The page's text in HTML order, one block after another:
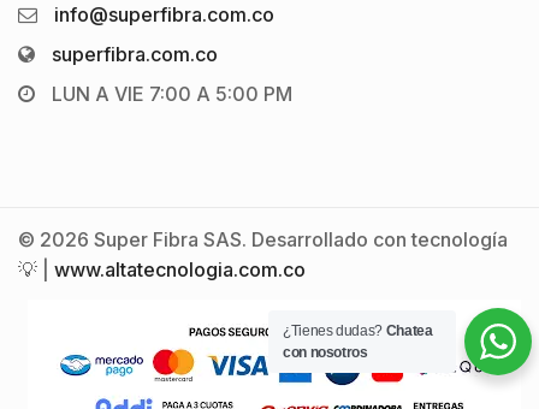
info@superfibra.com.co
superfibra.com.co
LUN A VIE 7:00 A 5:00 PM
© 2026 Super Fibra SAS. Desarrollado con tecnología
💡 | www.altatecnologia.com.co
¿Tienes dudas? Chatea
con nosotros